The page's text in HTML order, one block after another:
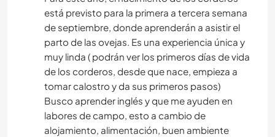
está previsto para la primera a tercera semana
de septiembre, donde aprenderán a asistir el
parto de las ovejas. Es una experiencia única y
muy linda ( podrán ver los primeros días de vida
de los corderos, desde que nace, empieza a
tomar calostro y da sus primeros pasos)
Busco aprender inglés y que me ayuden en
labores de campo, esto a cambio de
alojamiento, alimentación, buen ambiente